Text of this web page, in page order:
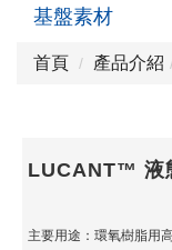
基盤素材
首頁 產品介紹
LUCANT™ 液
主要用途：環氧樹脂用